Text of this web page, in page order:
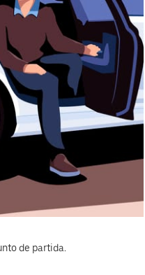
de partida.